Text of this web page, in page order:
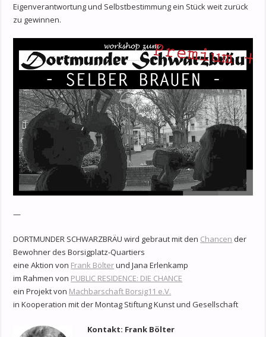
Eigenverantwortung und Selbstbestimmung ein Stück weit zurück
zu gewinnen.
—
DORTMUNDER SCHWARZBRÄU wird gebraut mit den Chancen der
Bewohner des Borsigplatz-Quartiers
eine Aktion von Frank Bölterund Jana Erlenkamp
im Rahmen von PUBLIC RESIDENCE: DIE CHANCE
ein Projekt von Machbarschaft Borsig11 e.V.
in Kooperation mit der Montag Stiftung Kunst und Gesellschaft
Kontakt: Frank Bölter